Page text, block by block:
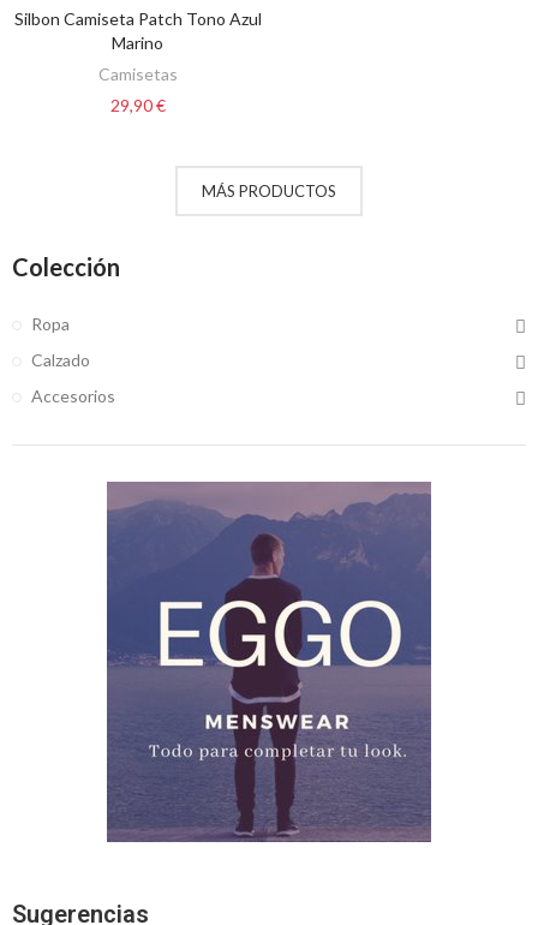
VER OPCIONES
Silbon Camiseta Patch Tono Azul
Marino
Camisetas
29,90 €
MÁS PRODUCTOS
Colección
Ropa
Calzado
Accesorios
Sugerencias